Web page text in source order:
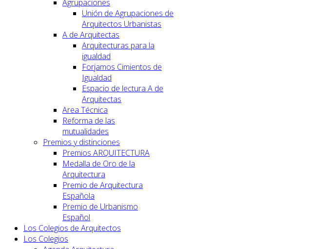
Agrupaciones
Unión de Agrupaciones de
Arquitectos Urbanistas
A de Arquitectas
Arquitecturas para la
igualdad
Forjamos Cimientos de
Igualdad
Espacio de lectura A de
Arquitectas
Area Técnica
Reforma de las
mutualidades
Premios y distinciones
Premios ARQUITECTURA
Medalla de Oro de la
Arquitectura
Premio de Arquitectura
Española
Premio de Urbanismo
Español
Los Colegios de Arquitectos
Los Colegios